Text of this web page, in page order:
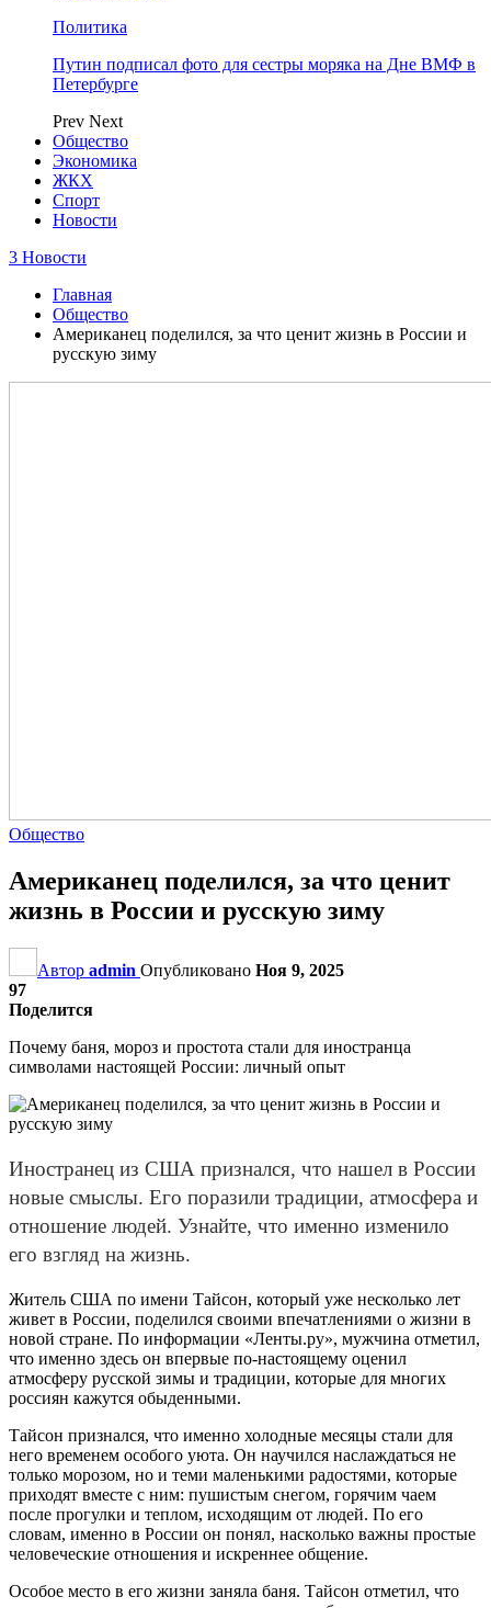
Политика
Путин подписал фото для сестры моряка на Дне ВМФ в
Петербурге
Prev Next
Общество
Экономика
ЖКХ
Спорт
Новости
3 Новости
Главная
Общество
Американец поделился, за что ценит жизнь в России и
русскую зиму
Общество
Американец поделился, за что ценит
жизнь в России и русскую зиму
Автор admin Опубликовано Ноя 9, 2025
97
Поделится
Почему баня, мороз и простота стали для иностранца
символами настоящей России: личный опыт
Иностранец из США признался, что нашел в России
новые смыслы. Его поразили традиции, атмосфера и
отношение людей. Узнайте, что именно изменило
его взгляд на жизнь.
Житель США по имени Тайсон, который уже несколько лет
живет в России, поделился своими впечатлениями о жизни в
новой стране. По информации «Ленты.ру», мужчина отметил,
что именно здесь он впервые по-настоящему оценил
атмосферу русской зимы и традиции, которые для многих
россиян кажутся обыденными.
Тайсон признался, что именно холодные месяцы стали для
него временем особого уюта. Он научился наслаждаться не
только морозом, но и теми маленькими радостями, которые
приходят вместе с ним: пушистым снегом, горячим чаем
после прогулки и теплом, исходящим от людей. По его
словам, именно в России он понял, насколько важны простые
человеческие отношения и искреннее общение.
Особое место в его жизни заняла баня. Тайсон отметил, что